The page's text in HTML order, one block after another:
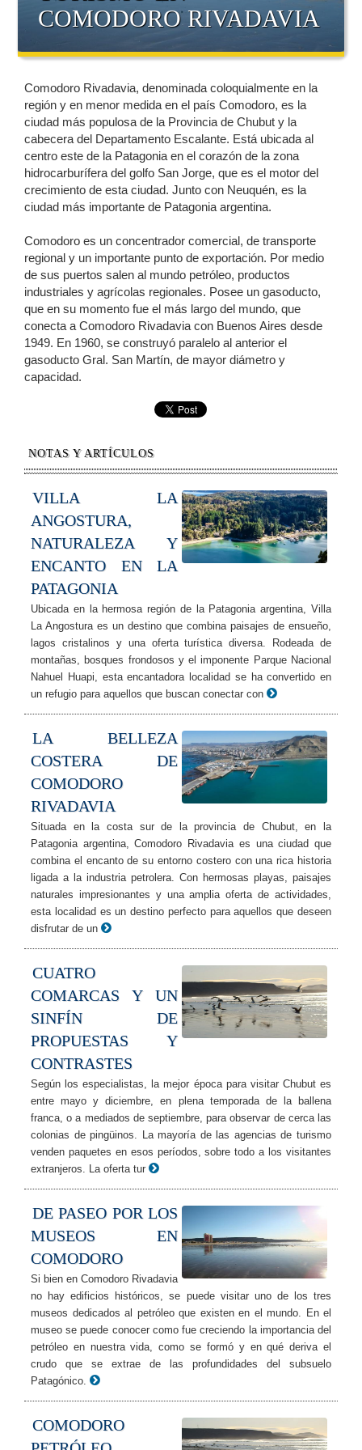
COMODORO RIVADAVIA
Comodoro Rivadavia, denominada coloquialmente en la
región y en menor medida en el país Comodoro, es la
ciudad más populosa de la Provincia de Chubut y la
cabecera del Departamento Escalante. Está ubicada al
centro este de la Patagonia en el corazón de la zona
hidrocarburífera del golfo San Jorge, que es el motor del
crecimiento de esta ciudad. Junto con Neuquén, es la
ciudad más importante de Patagonia argentina.
Comodoro es un concentrador comercial, de transporte
regional y un importante punto de exportación. Por medio
de sus puertos salen al mundo petróleo, productos
industriales y agrícolas regionales. Posee un gasoducto,
que en su momento fue el más largo del mundo, que
conecta a Comodoro Rivadavia con Buenos Aires desde
1949. En 1960, se construyó paralelo al anterior el
gasoducto Gral. San Martín, de mayor diámetro y
capacidad.
NOTAS Y ARTÍCULOS
VILLA LA
ANGOSTURA,
NATURALEZA Y
ENCANTO EN LA
PATAGONIA
Ubicada en la hermosa región de la Patagonia argentina, Villa
La Angostura es un destino que combina paisajes de ensueño,
lagos cristalinos y una oferta turística diversa. Rodeada de
montañas, bosques frondosos y el imponente Parque Nacional
Nahuel Huapi, esta encantadora localidad se ha convertido en
un refugio para aquellos que buscan conectar con
LA BELLEZA
COSTERA DE
COMODORO
RIVADAVIA
Situada en la costa sur de la provincia de Chubut, en la
Patagonia argentina, Comodoro Rivadavia es una ciudad que
combina el encanto de su entorno costero con una rica historia
ligada a la industria petrolera. Con hermosas playas, paisajes
naturales impresionantes y una amplia oferta de actividades,
esta localidad es un destino perfecto para aquellos que deseen
disfrutar de un
CUATRO
COMARCAS Y UN
SINFÍN DE
PROPUESTAS Y
CONTRASTES
Según los especialistas, la mejor época para visitar Chubut es
entre mayo y diciembre, en plena temporada de la ballena
franca, o a mediados de septiembre, para observar de cerca las
colonias de pingüinos. La mayoría de las agencias de turismo
venden paquetes en esos períodos, sobre todo a los visitantes
extranjeros. La oferta tur
DE PASEO POR LOS
MUSEOS EN
COMODORO
Si bien en Comodoro Rivadavia
no hay edificios históricos, se puede visitar uno de los tres
museos dedicados al petróleo que existen en el mundo. En el
museo se puede conocer como fue creciendo la importancia del
petróleo en nuestra vida, como se formó y en qué deriva el
crudo que se extrae de las profundidades del subsuelo
Patagónico.
COMODORO